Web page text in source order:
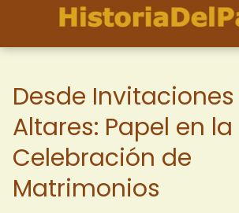
Desde
Altares: Papel en la
Celebración de
Matrimonios